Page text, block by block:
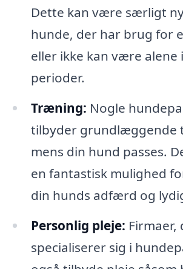
Dette kan være særligt
hunde, der har brug for
eller ikke kan være
perioder.
Træning: Nogle
tilbyder grundlæggende
mens din hund passes.
en fantastisk mulighed
din hunds adfærd og
Personlig pleje: Firmaer,
specialiserer sig i